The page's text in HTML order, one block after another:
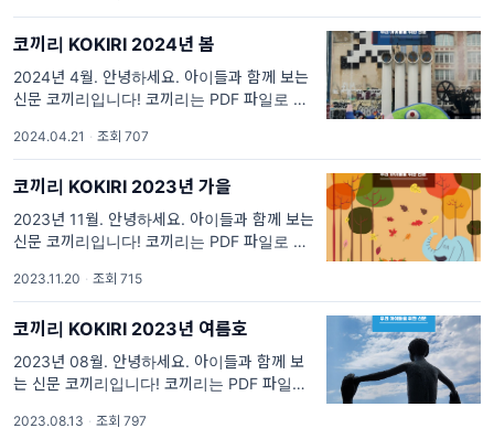
니다. 위
코끼리 KOKIRI 2024년 봄
2024년 4월. 안녕하세요. 아이들과 함께 보는
신문 코끼리입니다! 코끼리는 PDF 파일로 만들
끼리 봄 호 전체를 다운로드 받아 보실 수 있습
니다. 위
2024.04.21 · 조회 707
코끼리 KOKIRI 2023년 가을
2023년 11월. 안녕하세요. 아이들과 함께 보는
신문 코끼리입니다! 코끼리는 PDF 파일로 만들
끼리 가을호 전체를 다운로드 받아 보실 수 있
습니다. 위
2023.11.20 · 조회 715
코끼리 KOKIRI 2023년 여름호
2023년 08월. 안녕하세요. 아이들과 함께 보
는 신문 코끼리입니다! 코끼리는 PDF 파일로
면 코끼리 여름호 전체를 다운로드 받아 보실
2023.08.13 · 조회 797